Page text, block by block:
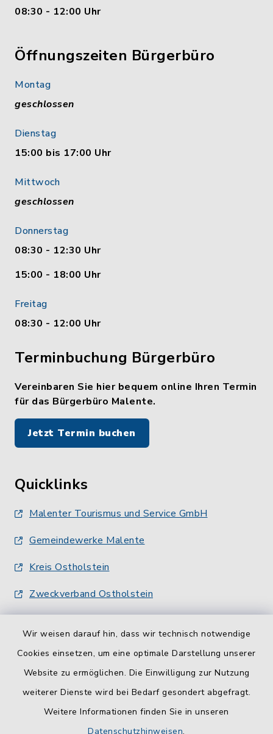
Wir weisen darauf hin, dass wir technisch notwendige
Cookies einsetzen, um eine optimale Darstellung unserer
Website zu ermöglichen. Die Einwilligung zur Nutzung
weiterer Dienste wird bei Bedarf gesondert abgefragt.
Weitere Informationen finden Sie in unseren
Datenschutzhinweisen.
08:30 - 12:00 Uhr
Öffnungszeiten Bürgerbüro
Montag
geschlossen
Dienstag
15:00 bis 17:00 Uhr
Mittwoch
geschlossen
Donnerstag
08:30 - 12:30 Uhr
15:00 - 18:00 Uhr
Freitag
08:30 - 12:00 Uhr
Terminbuchung Bürgerbüro
Vereinbaren Sie hier bequem online Ihren Termin
für das Bürgerbüro Malente.
Jetzt Termin buchen
Quicklinks
Malenter Tourismus und Service GmbH
Gemeindewerke Malente
Kreis Ostholstein
Zweckverband Ostholstein
Barrierefreiheit